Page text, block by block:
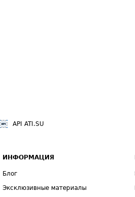
API ATI.SU
ИНФОРМАЦИЯ
Блог
Эксклюзивные материалы